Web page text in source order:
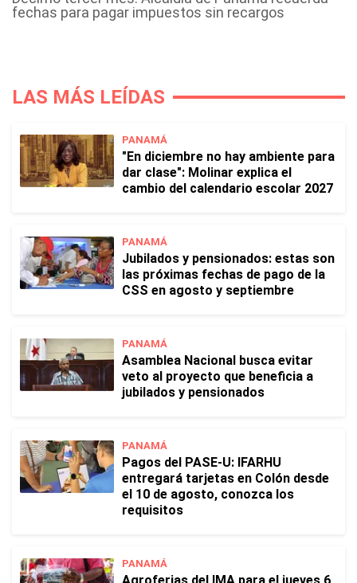
fechas para pagar impuestos sin recargos
LAS MÁS LEÍDAS
PANAMÁ
"En diciembre no hay ambiente para
dar clase": Molinar explica el
cambio del calendario escolar 2027
PANAMÁ
Jubilados y pensionados: estas son
las próximas fechas de pago de la
CSS en agosto y septiembre
PANAMÁ
Asamblea Nacional busca evitar
veto al proyecto que beneficia a
jubilados y pensionados
PANAMÁ
Pagos del PASE-U: IFARHU
entregará tarjetas en Colón desde
el 10 de agosto, conozca los
requisitos
PANAMÁ